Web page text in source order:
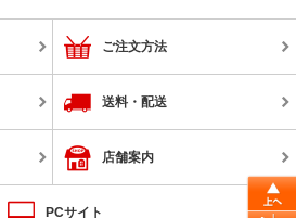
ご注文方法
送料・配送
店舗案内
PCサイト